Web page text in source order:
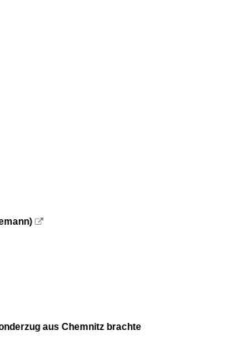

aus Chemnitz brachte